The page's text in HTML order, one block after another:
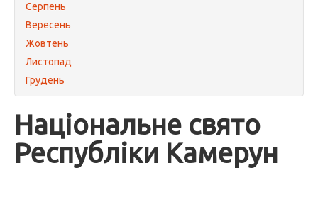
Серпень
Вересень
Жовтень
Листопад
Грудень
Національне свято
Республіки Камерун